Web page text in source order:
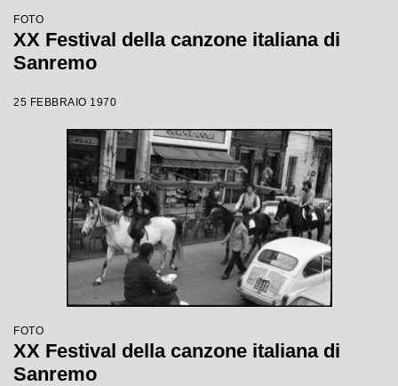
FOTO
XX Festival della canzone italiana di
Sanremo
25 FEBBRAIO 1970
FOTO
XX Festival della canzone italiana di
Sanremo